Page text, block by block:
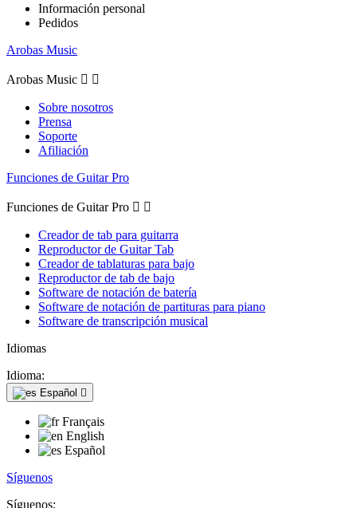
Información personal
Pedidos
Arobas Music
Arobas Music  
Sobre nosotros
Prensa
Soporte
Afiliación
Funciones de Guitar Pro
Funciones de Guitar Pro  
Creador de tab para guitarra
Reproductor de Guitar Tab
Creador de tablaturas para bajo
Reproductor de tab de bajo
Software de notación de batería
Software de notación de partituras para piano
Software de transcripción musical
Idiomas
Idioma:
Español 
Français
English
Español
Síguenos
Síguenos: